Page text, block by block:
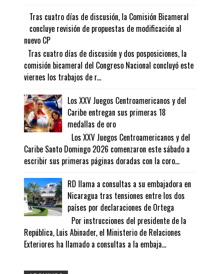
Tras cuatro días de discusión, la Comisión Bicameral
concluye revisión de propuestas de modificación al
nuevo CP
Tras cuatro días de discusión y dos posposiciones, la
comisión bicameral del Congreso Nacional concluyó este
viernes los trabajos de r...
Los XXV Juegos Centroamericanos y del
Caribe entregan sus primeras 18
medallas de oro
Los XXV Juegos Centroamericanos y del
Caribe Santo Domingo 2026 comenzaron este sábado a
escribir sus primeras páginas doradas con la coro...
RD llama a consultas a su embajadora en
Nicaragua tras tensiones entre los dos
países por declaraciones de Ortega
Por instrucciones del presidente de la
República, Luis Abinader, el Ministerio de Relaciones
Exteriores ha llamado a consultas a la embaja...